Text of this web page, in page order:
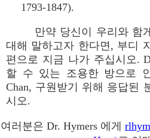
1793-1847).
만약 당신이 우리와 함
대해 말하고자 한다면, 부디
편으로 지금 나가 주십시오.
할 수 있는 조용한 방으로
Chan, 구원받기 위해 응답된
시오.
여러분은 Dr. Hymers 에게